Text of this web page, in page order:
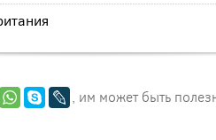
, им может быть